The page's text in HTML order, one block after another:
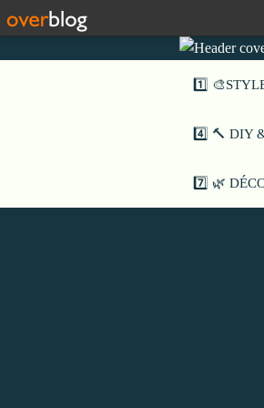
1️⃣
4️⃣ 🔨 DIY
7️⃣ 🌿